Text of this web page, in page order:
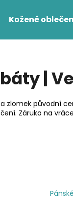
Kožené
|
zlomek původní
Záruka na
Pánské